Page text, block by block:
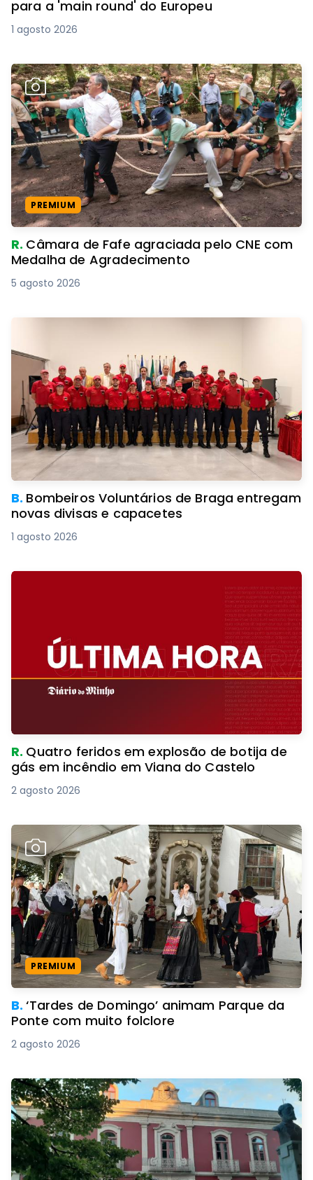
para a 'main round' do Europeu
1 agosto 2026
PREMIUM
R. Câmara de Fafe agraciada pelo CNE com
Medalha de Agradecimento
5 agosto 2026
B. Bombeiros Voluntários de Braga entregam
novas divisas e capacetes
1 agosto 2026
R. Quatro feridos em explosão de botija de
gás em incêndio em Viana do Castelo
2 agosto 2026
PREMIUM
B.‘Tardes de Domingo’ animam Parque da
Ponte com muito folclore
2 agosto 2026